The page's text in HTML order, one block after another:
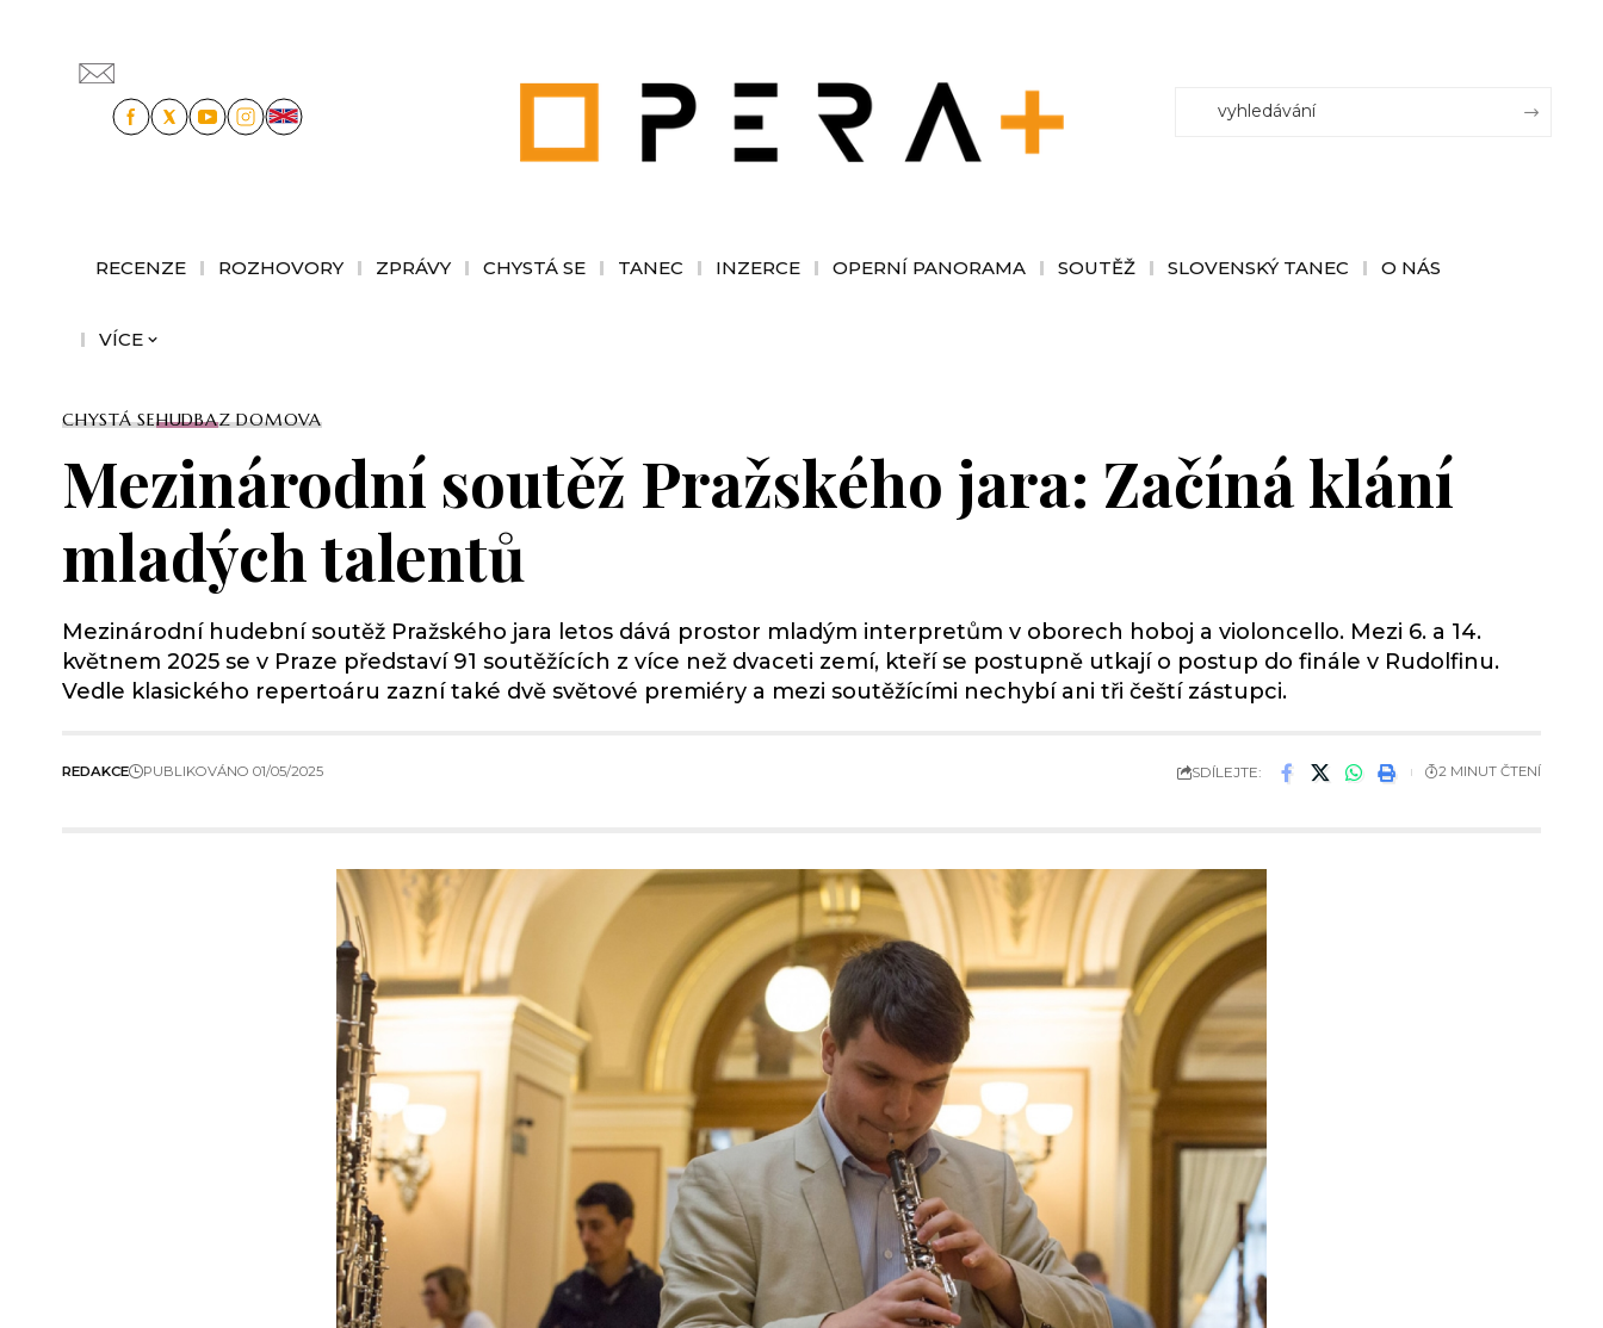
RECENZE ROZHOVORY ZPRÁVY CHYSTÁ SE TANEC INZERCE OPERNÍ PANORAMA SOUTĚŽ SLOVENSKÝ TANEC O NÁS
VÍCE
CHYSTÁ SEHUDBAZ DOMOVA
Mezinárodní soutěž Pražského jara: Začíná klání
mladých talentů
Mezinárodní hudební soutěž Pražského jara letos dává prostor mladým interpretům v oborech hoboj a violoncello. Mezi 6. a 14.
květnem 2025 se v Praze představí 91 soutěžících z více než dvaceti zemí, kteří se postupně utkají o postup do finále v Rudolfinu.
Vedle klasického repertoáru zazní také dvě světové premiéry a mezi soutěžícími nechybí ani tři čeští zástupci.
REDAKCE PUBLIKOVÁNO 01/05/2025 SDÍLEJTE: 2 MINUT ČTENÍ